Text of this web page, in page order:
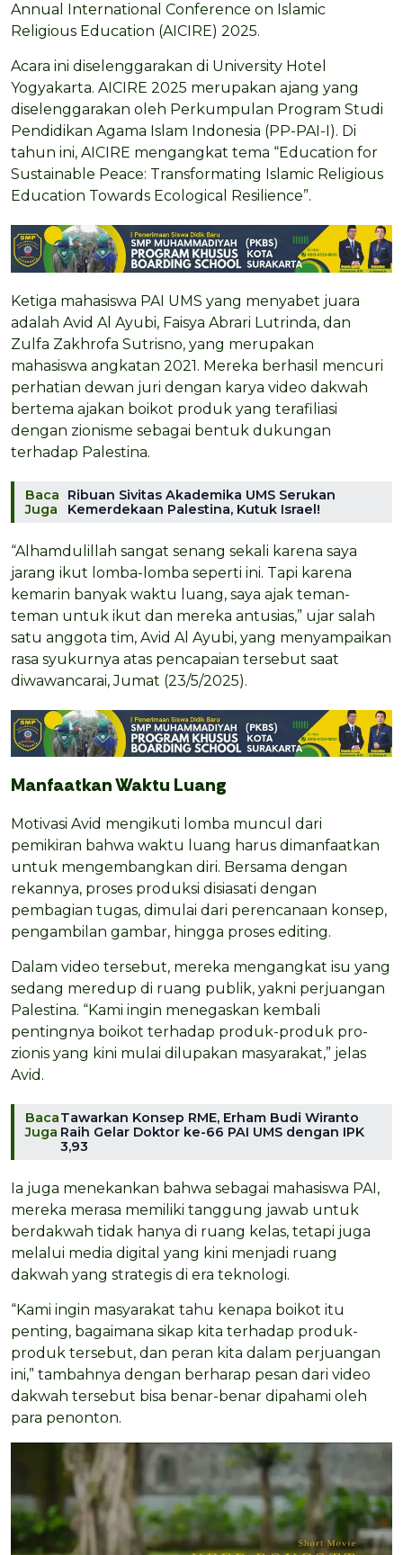
Annual International Conference on Islamic
Religious Education (AICIRE) 2025.
Acara ini diselenggarakan di University Hotel
Yogyakarta. AICIRE 2025 merupakan ajang yang
diselenggarakan oleh Perkumpulan Program Studi
Pendidikan Agama Islam Indonesia (PP-PAI-I). Di
tahun ini, AICIRE mengangkat tema “Education for
Sustainable Peace: Transformating Islamic Religious
Education Towards Ecological Resilience”.
Ketiga mahasiswa PAI UMS yang menyabet juara
adalah Avid Al Ayubi, Faisya Abrari Lutrinda, dan
Zulfa Zakhrofa Sutrisno, yang merupakan
mahasiswa angkatan 2021. Mereka berhasil mencuri
perhatian dewan juri dengan karya video dakwah
bertema ajakan boikot produk yang terafiliasi
dengan zionisme sebagai bentuk dukungan
terhadap Palestina.
Baca
Juga
Ribuan Sivitas Akademika UMS Serukan
Kemerdekaan Palestina, Kutuk Israel!
“Alhamdulillah sangat senang sekali karena saya
jarang ikut lomba-lomba seperti ini. Tapi karena
kemarin banyak waktu luang, saya ajak teman-
teman untuk ikut dan mereka antusias,” ujar salah
satu anggota tim, Avid Al Ayubi, yang menyampaikan
rasa syukurnya atas pencapaian tersebut saat
diwawancarai, Jumat (23/5/2025).
Manfaatkan Waktu Luang
Motivasi Avid mengikuti lomba muncul dari
pemikiran bahwa waktu luang harus dimanfaatkan
untuk mengembangkan diri. Bersama dengan
rekannya, proses produksi disiasati dengan
pembagian tugas, dimulai dari perencanaan konsep,
pengambilan gambar, hingga proses editing.
Dalam video tersebut, mereka mengangkat isu yang
sedang meredup di ruang publik, yakni perjuangan
Palestina. “Kami ingin menegaskan kembali
pentingnya boikot terhadap produk-produk pro-
zionis yang kini mulai dilupakan masyarakat,” jelas
Avid.
Baca
Juga
Tawarkan Konsep RME, Erham Budi Wiranto
Raih Gelar Doktor ke-66 PAI UMS dengan IPK
3,93
Ia juga menekankan bahwa sebagai mahasiswa PAI,
mereka merasa memiliki tanggung jawab untuk
berdakwah tidak hanya di ruang kelas, tetapi juga
melalui media digital yang kini menjadi ruang
dakwah yang strategis di era teknologi.
“Kami ingin masyarakat tahu kenapa boikot itu
penting, bagaimana sikap kita terhadap produk-
produk tersebut, dan peran kita dalam perjuangan
ini,” tambahnya dengan berharap pesan dari video
dakwah tersebut bisa benar-benar dipahami oleh
para penonton.